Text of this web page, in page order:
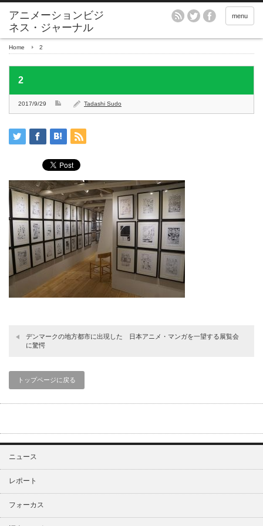
アニメーションビジ
ネス・ジャーナル
menu
Home 2
2
2017/9/29 Tadashi Sudo
デンマークの地方都市に出現した 日本アニメ・マンガを一望する展覧会
に驚愕
トップページに戻る
ニュース
レポート
フォーカス